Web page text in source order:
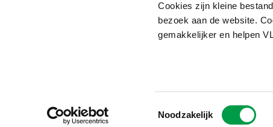
Cookies zijn kleine
bezoek aan de website.
gemakkelijker en helpen
Toestemmingsselectie
Noodzakelijk
uitgegeven door VLAIO
PRIVACYBELEID
TOEGANKELIJKHEID COOKIES